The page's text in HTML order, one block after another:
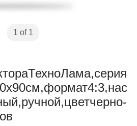
1 of 1